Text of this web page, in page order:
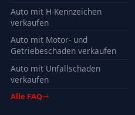
Auto mit H-Kennzeichen
verkaufen
Auto mit Motor- und
Getriebeschaden verkaufen
Auto mit Unfallschaden
verkaufen
Alle FAQ